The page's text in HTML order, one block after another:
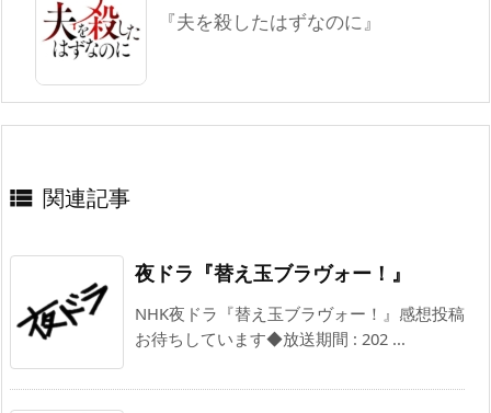
『夫を殺したはずなのに』
 関連記事
夜ドラ『替え玉ブラヴォー！』
NHK夜ドラ『替え玉ブラヴォー！』感想投稿
お待ちしています◆放送期間 : 202 ...